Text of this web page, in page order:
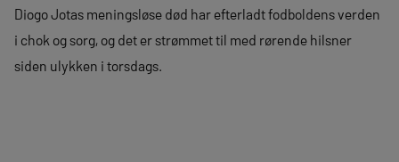
Diogo Jotas meningsløse død har efterladt fodboldens verden
i chok og sorg, og det er strømmet til med rørende hilsner
siden ulykken i torsdags.